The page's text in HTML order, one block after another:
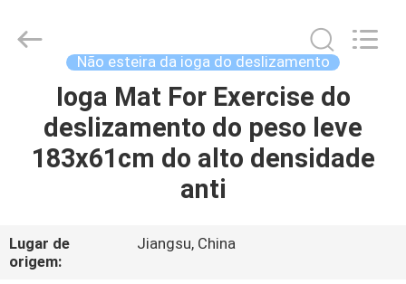
CASA
PRODUTOS
NÓS
Horn
Não esteira da ioga do deslizamento
Ioga Mat For Exercise do
deslizamento do peso leve
183x61cm do alto densidade
anti
Lugar de
origem:
Jiangsu, China